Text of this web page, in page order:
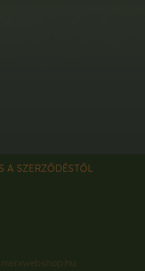
A SZERZŐDÉSTŐL
merxwebshop.hu